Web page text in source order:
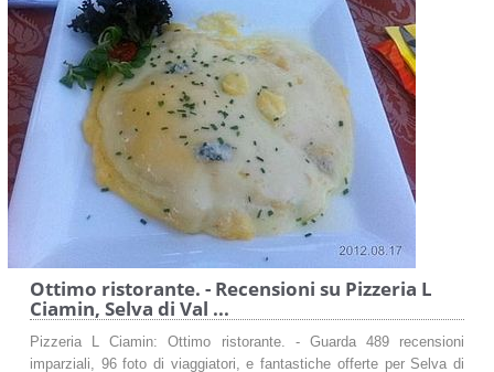
Ottimo ristorante. - Recensioni su Pizzeria L
Ciamin, Selva di Val ...
Pizzeria L Ciamin: Ottimo ristorante. - Guarda 489 recensioni
imparziali, 96 foto di viaggiatori, e fantastiche offerte per Selva di